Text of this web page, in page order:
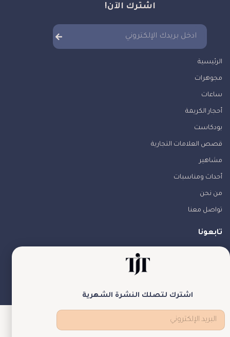
اشترك الآن!
الرئيسية
مجوهرات
ساعات
أحجار الكريمة
بودكاست
قصص العلامات التجارية
مشاهير
أحداث ومناسبات
من نحن
تواصل معنا
تابعونا
theJewelryTales © جميع الحقوق محفوظة
اشترك لتصلك النشرة الشهرية